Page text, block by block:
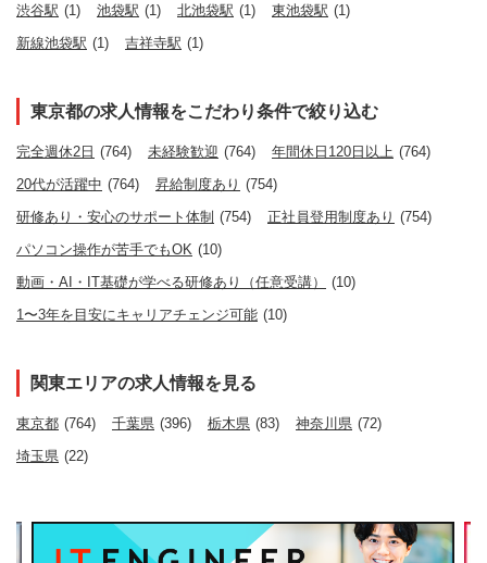
渋谷駅 (1) 池袋駅 (1) 北池袋駅 (1) 東池袋駅 (1)
新線池袋駅 (1) 吉祥寺駅 (1)
東京都の求人情報をこだわり条件で絞り込む
完全週休2日 (764) 未経験歓迎 (764) 年間休日120日以上 (764)
20代が活躍中 (764) 昇給制度あり (754)
研修あり・安心のサポート体制 (754) 正社員登用制度あり (754)
パソコン操作が苦手でもOK (10)
動画・AI・IT基礎が学べる研修あり（任意受講）
(10)
1〜3年を目安にキャリアチェンジ可能 (10)
関東エリアの求人情報を見る
東京都 (764) 千葉県 (396) 栃木県 (83) 神奈川県 (72)
埼玉県 (22)